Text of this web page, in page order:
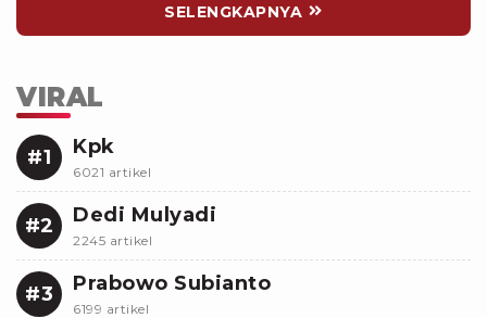
SELENGKAPNYA
VIRAL
#1 Kpk
6021 artikel
#2 Dedi Mulyadi
2245 artikel
#3 Prabowo Subianto
6199 artikel